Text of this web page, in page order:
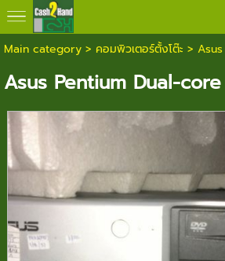
Main category> คอมพิวเตอร์ตั้งโต๊ะ >
Asus Pentium Dual-